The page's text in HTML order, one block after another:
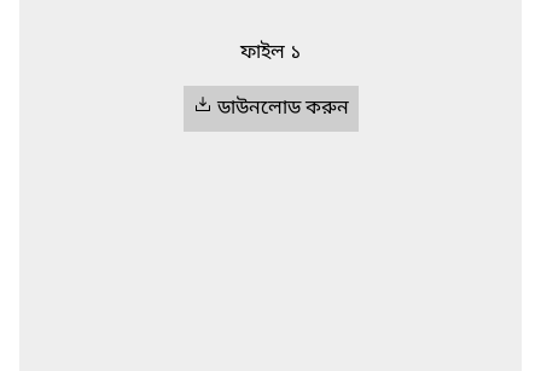
ফাইল ১
ডাউনলোড করুন